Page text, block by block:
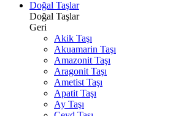
Doğal Taşlar
Doğal Taşlar
Geri
Akik Taşı
Akuamarin Taşı
Amazonit Taşı
Aragonit Taşı
Ametist Taşı
Apatit Taşı
Ay Taşı